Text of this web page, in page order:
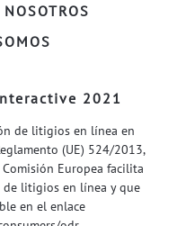
2021
de litigios en línea en
(UE) 524/2013,
Europea facilita
litigios en línea y que
en el enlace